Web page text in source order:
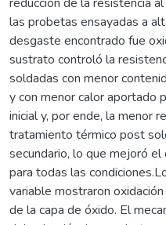
las probetas ensayadas a
desgaste encontrado fue
sustrato controló la
soldadas con menor
y con menor calor aportado
inicial y, por ende, la menor
tratamiento térmico post
secundario, lo que mejoró
para todas las
variable mostraron
de la capa de óxido. El